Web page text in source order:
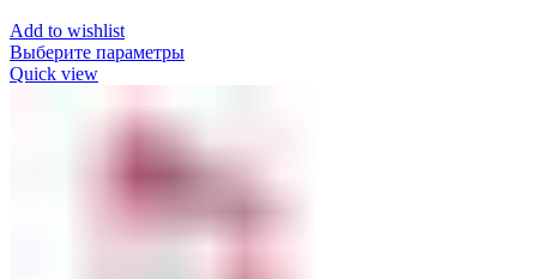
Add to wishlist
Выберите параметры
Quick view